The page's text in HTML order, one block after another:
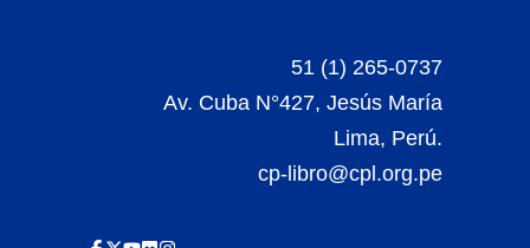
51 (1) 265-0737
Av. Cuba N°427, Jesús María
Lima, Perú.
cp-libro@cpl.org.pe